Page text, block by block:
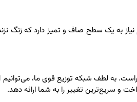
به یک سطح صاف و تمیز دارد که زنگ
به لطف شبکه توزیع قوی ما، می‌توانیم
و سریع‌ترین تغییر را به شما ارائه دهد.